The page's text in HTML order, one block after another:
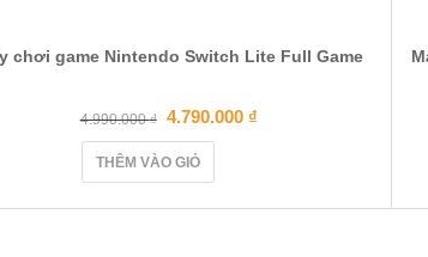
chơi game Nintendo Switch Lite Full Game
4.990.000₫ 4.790.000 ₫
THÊM VÀO GIỎ